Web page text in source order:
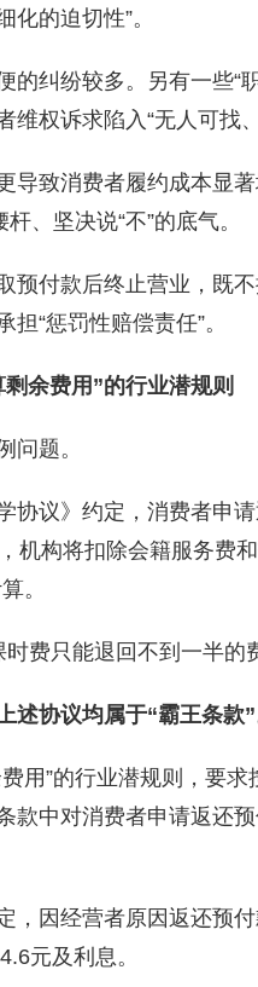
的迫切性”。
纠纷较多。另有一些“
权诉求陷入“无人可找
致消费者履约成本显著
、坚决说“不”的底气。
付款后终止营业，既不
“惩罚性赔偿责任”。
余费用”的行业潜规则
题。
议》约定，消费者申请
机构将扣除会籍服务费
。
只能退回不到一半的
协议均属于“霸王条款”
”的行业潜规则，要求
款中对消费者申请返还
因经营者原因返还预付
元及利息。